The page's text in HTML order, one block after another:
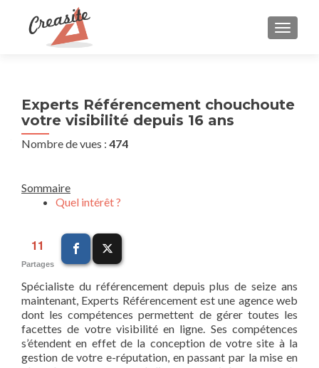
Experts Référencement chouchoute
votre visibilité depuis 16 ans
Nombre de vues : 474
Sommaire
Quel intérêt ?
11
Partages
Spécialiste du référencement depuis plus de seize ans
maintenant, Experts Référencement est une agence web
dont les compétences permettent de gérer toutes les
facettes de votre visibilité en ligne. Ses compétences
s’étendent en effet de la conception de votre site à la
gestion de votre e-réputation, en passant par la mise en